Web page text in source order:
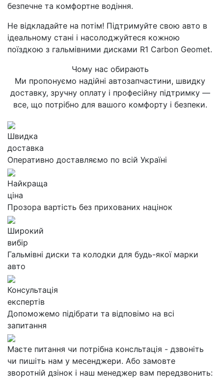
безпечне та комфортне водіння.
Не відкладайте на потім! Підтримуйте свою авто в
ідеальному стані і насолоджуйтеся кожною
поїздкою з гальмівними дисками R1 Carbon Geomet.
Чому нас обирають
Ми пропонуємо надійні автозапчастини, швидку
доставку, зручну оплату і професійну підтримку —
все, що потрібно для вашого комфорту і безпеки.
Швидка
доставка
Оперативно доставляємо по всій Україні
Найкраща
ціна
Прозора вартість без прихованих націнок
Широкий
вибір
Гальмівні диски та колодки для будь-якої марки
авто
Консультація
експертів
Допоможемо підібрати та відповімо на всі
запитання
Маєте питання чи потрібна консльтація - дзвоніть
чи пишіть нам у месенджери. Або замовте
зворотній дзінок і наш менеджер вам передзвонить: